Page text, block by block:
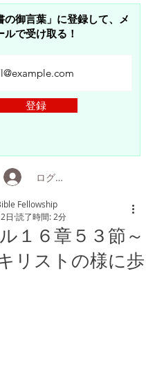
の御言葉」に登録して、メ
ルで受け取る！
登録
ログイン
１６章５３節～
リストの様に歩
Fellowship
日 読了時間: 2分